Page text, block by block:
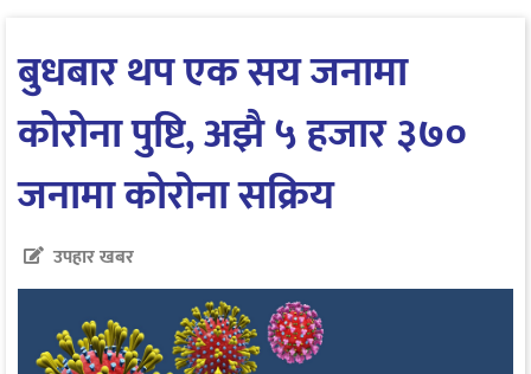
बुधबार थप एक सय जनामा
कोरोना पुष्टि, अझै ५ हजार ३७०
जनामा कोरोना सक्रिय
उपहार खबर